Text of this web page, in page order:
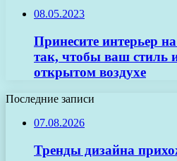
08.05.2023
Принесите интерьер
так, чтобы ваш стиль
открытом воздухе
Последние записи
07.08.2026
Тренды дизайна